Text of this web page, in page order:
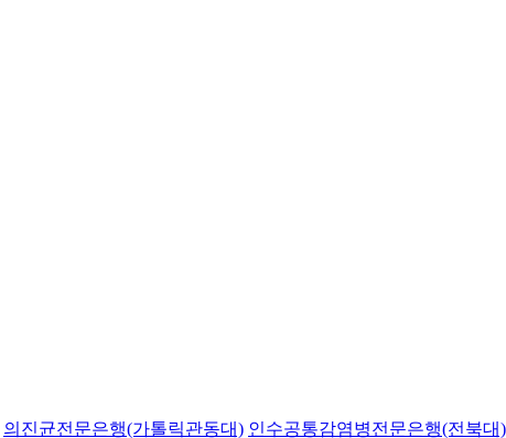
의진균전문은행(가톨릭관동대) 인수공통감염병전문은행(전북대)